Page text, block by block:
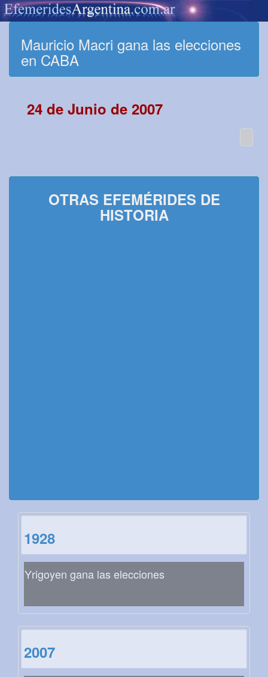
Mauricio Macri gana las elecciones
en CABA
24 de Junio de 2007
OTRAS EFEMÉRIDES DE
HISTORIA
1928
Yrigoyen gana las elecciones
2007